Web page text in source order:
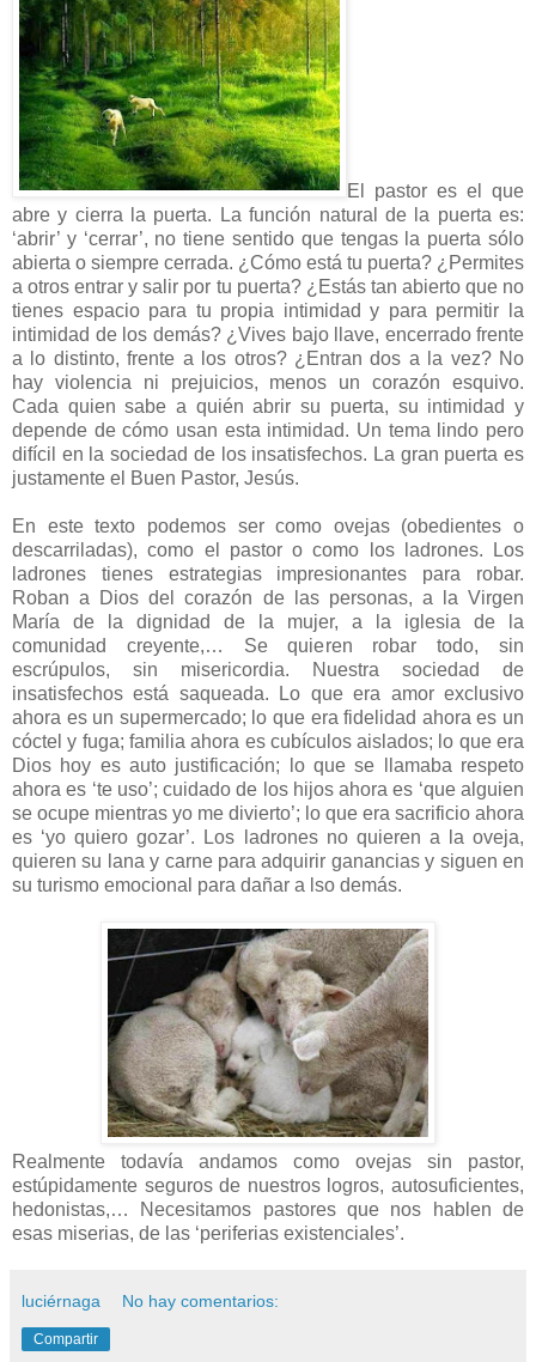
El pastor es el que
abre y cierra la puerta. La función natural de la puerta es:
‘abrir’ y ‘cerrar’, no tiene sentido que tengas la puerta sólo
abierta o siempre cerrada. ¿Cómo está tu puerta? ¿Permites
a otros entrar y salir por tu puerta? ¿Estás tan abierto que no
tienes espacio para tu propia intimidad y para permitir la
intimidad de los demás? ¿Vives bajo llave, encerrado frente
a lo distinto, frente a los otros? ¿Entran dos a la vez? No
hay violencia ni prejuicios, menos un corazón esquivo.
Cada quien sabe a quién abrir su puerta, su intimidad y
depende de cómo usan esta intimidad. Un tema lindo pero
difícil en la sociedad de los insatisfechos. La gran puerta es
justamente el Buen Pastor, Jesús.
En este texto podemos ser como ovejas (obedientes o
descarriladas), como el pastor o como los ladrones. Los
ladrones tienes estrategias impresionantes para robar.
Roban a Dios del corazón de las personas, a la Virgen
María de la dignidad de la mujer, a la iglesia de la
comunidad creyente,… Se quieren robar todo, sin
escrúpulos, sin misericordia. Nuestra sociedad de
insatisfechos está saqueada. Lo que era amor exclusivo
ahora es un supermercado; lo que era fidelidad ahora es un
cóctel y fuga; familia ahora es cubículos aislados; lo que era
Dios hoy es auto justificación; lo que se llamaba respeto
ahora es ‘te uso’; cuidado de los hijos ahora es ‘que alguien
se ocupe mientras yo me divierto’; lo que era sacrificio ahora
es ‘yo quiero gozar’. Los ladrones no quieren a la oveja,
quieren su lana y carne para adquirir ganancias y siguen en
su turismo emocional para dañar a lso demás.
Realmente todavía andamos como ovejas sin pastor,
estúpidamente seguros de nuestros logros, autosuficientes,
hedonistas,… Necesitamos pastores que nos hablen de
esas miserias, de las ‘periferias existenciales’.
luciérnaga No hay comentarios:
Compartir